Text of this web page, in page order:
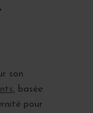
son
, basée
pour